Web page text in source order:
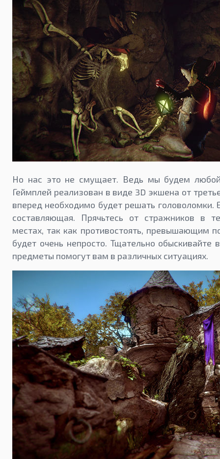
Но нас это не смущает. Ведь мы будем
Геймплей реализован в виде 3D экшена от
вперед необходимо будет решать головоломки.
составляющая. Прячьтесь от стражников в
местах, так как противостоять, превышающим
будет очень непросто. Тщательно
предметы помогут вам в различных ситуациях.